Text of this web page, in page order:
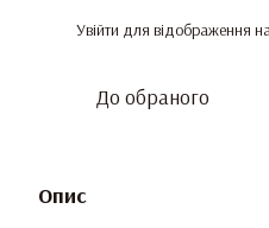
Увійти для відображення
До обраного
Опис